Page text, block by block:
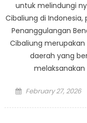
untuk melindungi
Cibaliung di
Penanggulangan
Cibaliung
daerah yang
melaksanakan
Posted
February 27, 2026